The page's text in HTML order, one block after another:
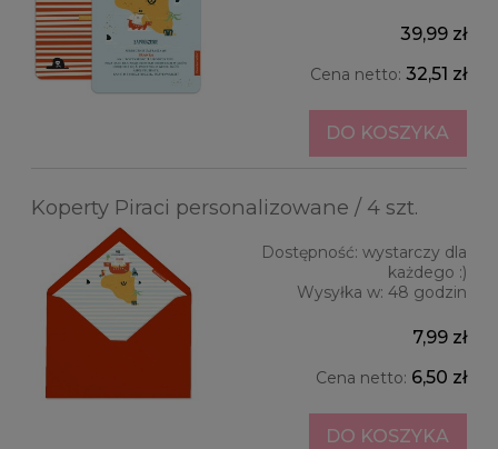
39,99 zł
Cena netto: 32,51 zł
DO KOSZYKA
Koperty Piraci personalizowane / 4 szt.
Dostępność: wystarczy dla
każdego :)
Wysyłka w: 48 godzin
7,99 zł
Cena netto: 6,50 zł
DO KOSZYKA